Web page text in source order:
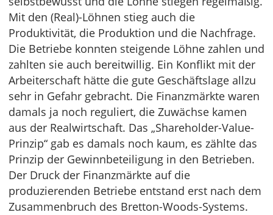
Mit den (Real)-Löhnen stieg auch die
Produktivität, die Produktion und die Nachfrage.
Die Betriebe konnten steigende Löhne zahlen und
zahlten sie auch bereitwillig. Ein Konflikt mit der
Arbeiterschaft hätte die gute Geschäftslage allzu
sehr in Gefahr gebracht. Die Finanzmärkte waren
damals ja noch reguliert, die Zuwächse kamen
aus der Realwirtschaft. Das „Shareholder-Value-
Prinzip“ gab es damals noch kaum, es zählte das
Prinzip der Gewinnbeteiligung in den Betrieben.
Der Druck der Finanzmärkte auf die
produzierenden Betriebe entstand erst nach dem
Zusammenbruch des Bretton-Woods-Systems.